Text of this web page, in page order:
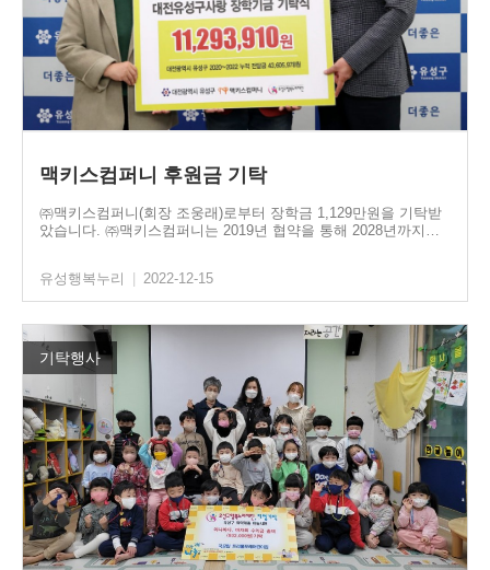
맥키스컴퍼니 후원금 기탁
㈜맥키스컴퍼니(회장 조웅래)로부터 장학금 1,129만원을 기탁받
았습니다. ㈜맥키스컴퍼니는 2019년 협약을 통해 2028년까지…
유성행복누리 2022-12-15
기탁행사